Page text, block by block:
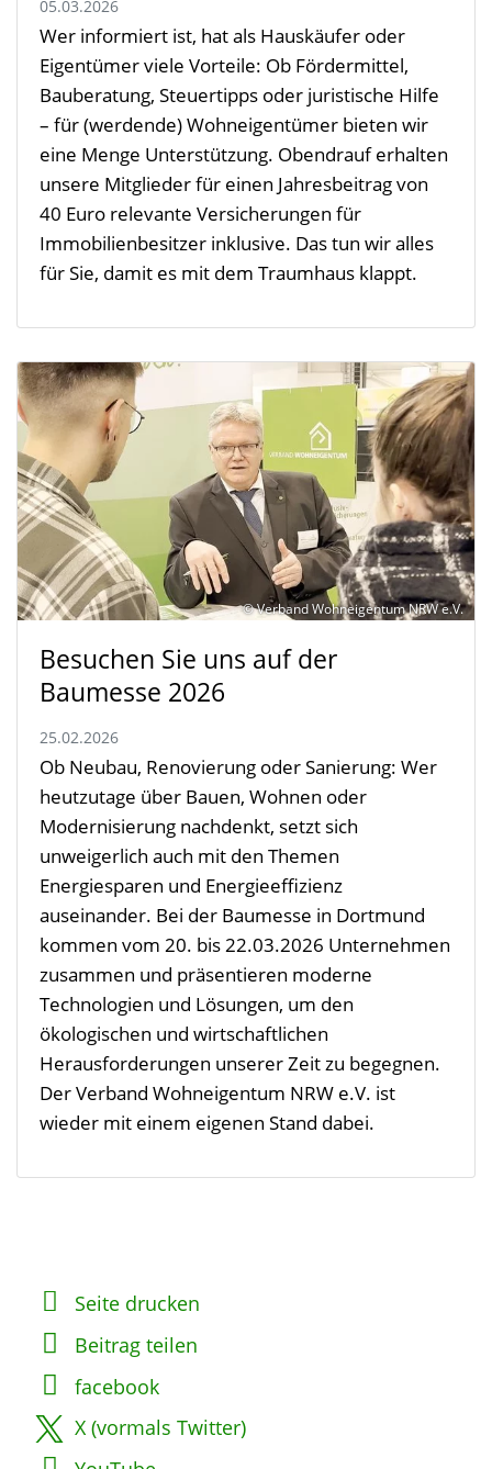
05.03.2026
Wer informiert ist, hat als Hauskäufer oder
Eigentümer viele Vorteile: Ob Fördermittel,
Bauberatung, Steuertipps oder juristische Hilfe
– für (werdende) Wohneigentümer bieten wir
eine Menge Unterstützung. Obendrauf erhalten
unsere Mitglieder für einen Jahresbeitrag von
40 Euro relevante Versicherungen für
Immobilienbesitzer inklusive. Das tun wir alles
für Sie, damit es mit dem Traumhaus klappt.
© Verband Wohneigentum NRW e.V.
Besuchen Sie uns auf der
Baumesse 2026
25.02.2026
Ob Neubau, Renovierung oder Sanierung: Wer
heutzutage über Bauen, Wohnen oder
Modernisierung nachdenkt, setzt sich
unweigerlich auch mit den Themen
Energiesparen und Energieeffizienz
auseinander. Bei der Baumesse in Dortmund
kommen vom 20. bis 22.03.2026 Unternehmen
zusammen und präsentieren moderne
Technologien und Lösungen, um den
ökologischen und wirtschaftlichen
Herausforderungen unserer Zeit zu begegnen.
Der Verband Wohneigentum NRW e.V. ist
wieder mit einem eigenen Stand dabei.
Seite drucken
Beitrag teilen
facebook
X (vormals Twitter)